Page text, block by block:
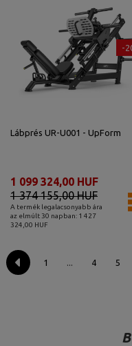
-
Lábprés UR-U001 - UpForm
A termék legalacsonyabb ára
az elmúlt 30 napban: 1 427
324,00 HUF
1 374 155,00 HUF
1 099 324,00 HUF
1 ... 4 5